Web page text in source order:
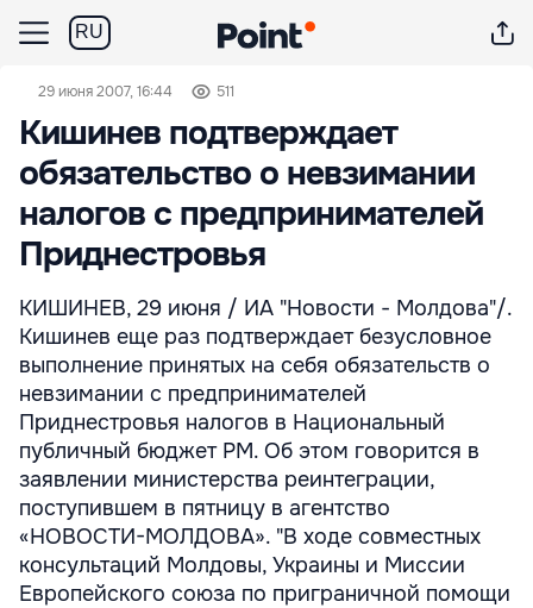
RU
29 июня 2007, 16:44 511
Кишинев подтверждает
обязательство о невзимании
налогов с предпринимателей
Приднестровья
КИШИНЕВ, 29 июня / ИА "Новости - Молдова"/.
Кишинев еще раз подтверждает безусловное
выполнение принятых на себя обязательств о
невзимании с предпринимателей
Приднестровья налогов в Национальный
публичный бюджет РМ. Об этом говорится в
заявлении министерства реинтеграции,
поступившем в пятницу в агентство
«НОВОСТИ-МОЛДОВА». "В ходе совместных
консультаций Молдовы, Украины и Миссии
Европейского союза по приграничной помощи